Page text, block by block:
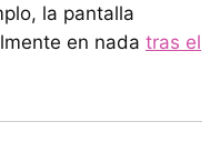
la pantalla
en nada tras el